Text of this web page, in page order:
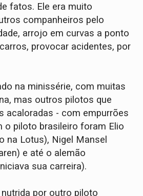
fatos. Ele era muito
companheiros pelo
arrojo em curvas a ponto
provocar acidentes, por
na minissérie, com muitas
mas outros pilotos que
acaloradas - com empurrões
o piloto brasileiro foram Elio
na Lotus), Nigel Mansel
e até o alemão
sua carreira).
por outro piloto